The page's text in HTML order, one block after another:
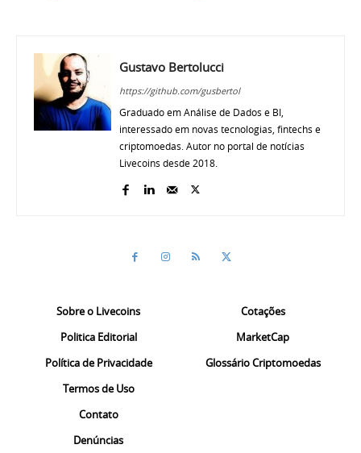
Gustavo Bertolucci
https://github.com/gusbertol
Graduado em Análise de Dados e BI,
interessado em novas tecnologias, fintechs e
criptomoedas. Autor no portal de notícias
Livecoins desde 2018.
Sobre o Livecoins
Politica Editorial
Política de Privacidade
Termos de Uso
Contato
Denúncias
Cotações
MarketCap
Glossário Criptomoedas